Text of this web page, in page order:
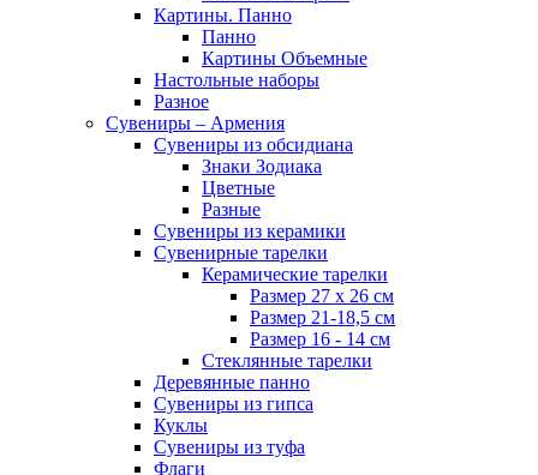
Картины. Панно
Панно
Картины Объемные
Настольные наборы
Разное
Сувениры – Армения
Сувениры из обсидиана
Знаки Зодиака
Цветные
Разные
Сувениры из керамики
Сувенирные тарелки
Керамические тарелки
Размер 27 х 26 см
Размер 21-18,5 см
Размер 16 - 14 см
Стеклянные тарелки
Деревянные панно
Сувениры из гипса
Куклы
Сувениры из туфа
Флаги